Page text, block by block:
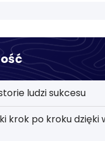
ludzi sukcesu
krok po kroku